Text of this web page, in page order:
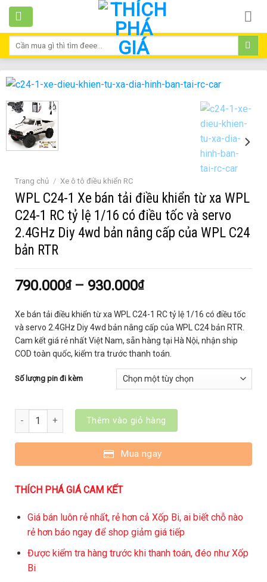
Skip
content
Tìm
Trang chủ / Xe ô tô điều khiển RC
WPL C24-1 Xe bán tải điều khiển từ xa WPL
C24-1 RC tỷ lệ 1/16 có điều tốc và servo
2.4GHz Diy 4wd bản nâng cấp của WPL C24
bản RTR
790.000₫– 930.000₫
Xe bán tải điều khiển từ xa WPL C24-1 RC tỷ lệ 1/16 có điều tốc
và servo 2.4GHz Diy 4wd bản nâng cấp của WPL C24 bản RTR.
Cam kết giá rẻ nhất Việt Nam, sẵn hàng tại Hà Nội, nhận ship
COD toàn quốc, kiểm tra trước thanh toán.
Số lượng pin đi kèm
WPL C24-1 Xe bán tải điều khiển từ xa WPL C24-1 RC tỷ lệ 1/
Thêm vào giỏ hàng
Mua ngay
THÍCH PHÁ GIÁ CAM KẾT
Giá bán luôn rẻ nhất, rẻ hơn cả Xốp Bi, ai biết chỗ nào
rẻ hơn báo ngay để shop giảm giá tiếp
Được kiểm tra hàng trước khi thanh toán, đéo như Xốp
Bi